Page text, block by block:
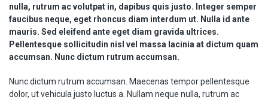
nulla, rutrum ac volutpat in, dapibus quis justo. Integer semper
faucibus neque, eget rhoncus diam interdum ut. Nulla id ante
mauris. Sed eleifend ante eget diam gravida ultrices.
Pellentesque sollicitudin nisl vel massa lacinia at dictum quam
accumsan. Nunc dictum rutrum accumsan.
Nunc dictum rutrum accumsan. Maecenas tempor pellentesque
dolor, ut vehicula justo luctus a. Nullam neque nulla, rutrum ac